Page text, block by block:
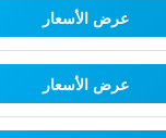
عرض الأسعار
عرض الأسعار